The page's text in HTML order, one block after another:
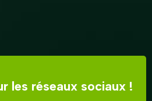
les réseaux sociaux !